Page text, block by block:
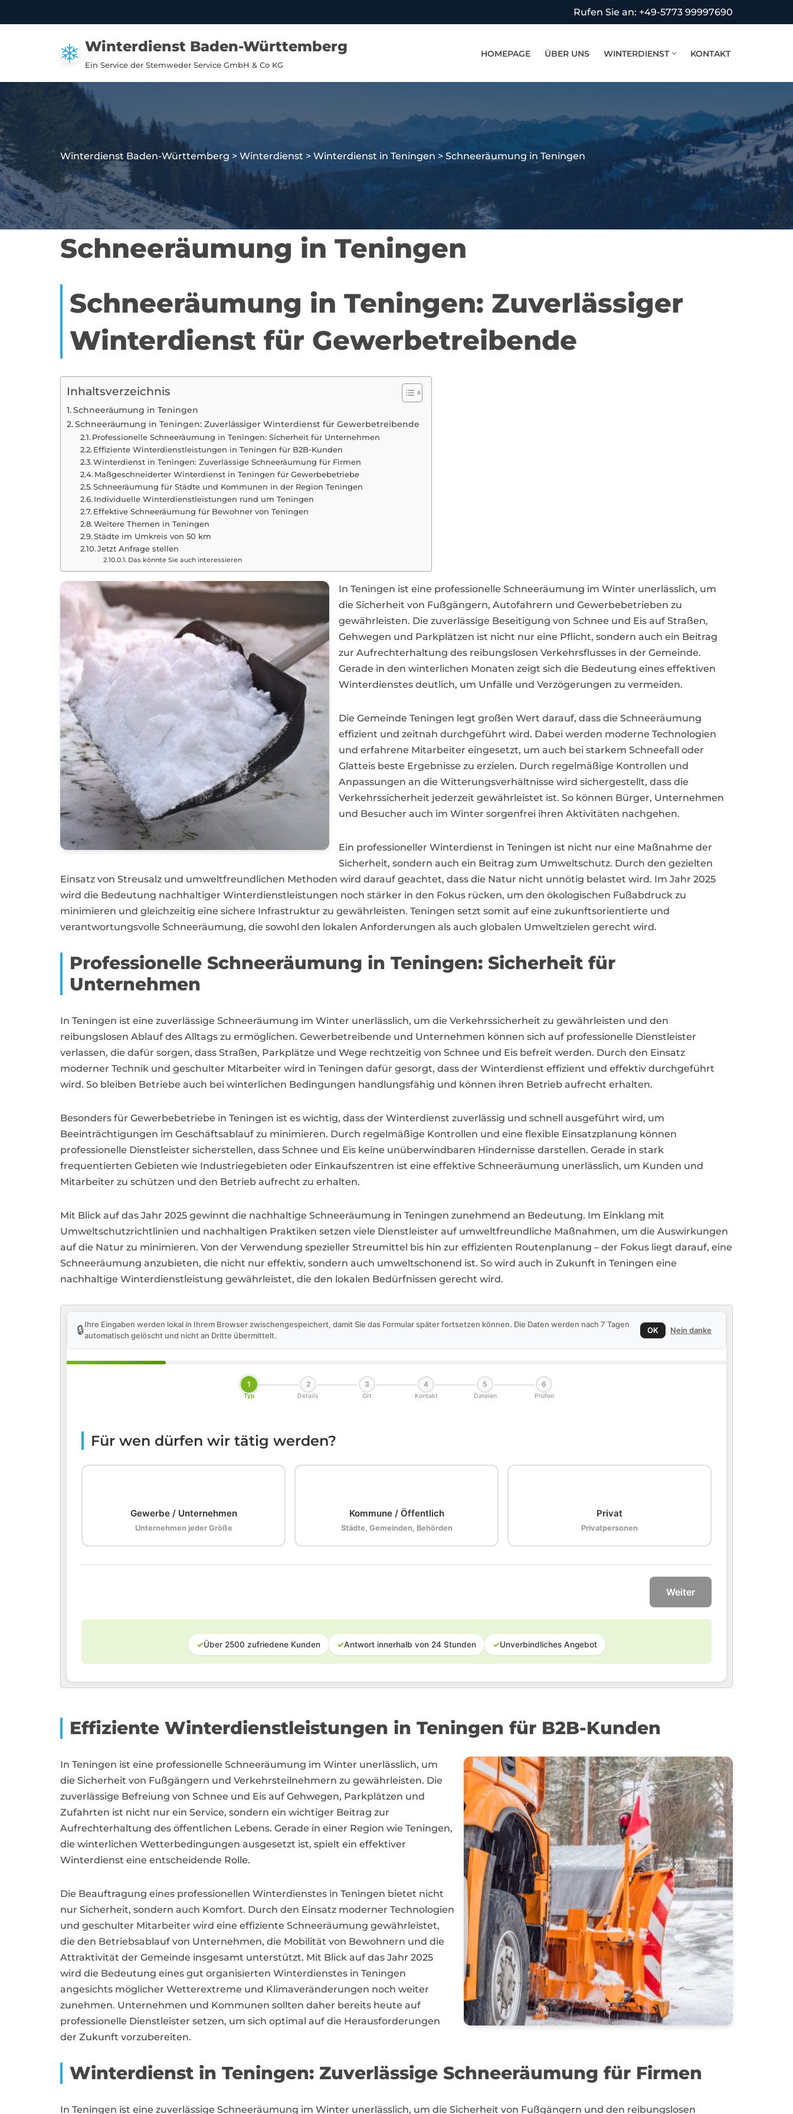
Rufen Sie an: +49-5773 99997690
Winterdienst Baden-Württemberg
Ein Service der Stemweder Service GmbH & Co KG
HOMEPAGE ÜBER UNS WINTERDIENST KONTAKT
Winterdienst Baden-Württemberg > Winterdienst > Winterdienst in Teningen > Schneeräumung in Teningen
Schneeräumung in Teningen
Schneeräumung in Teningen: Zuverlässiger
Winterdienst für Gewerbetreibende
Inhaltsverzeichnis
Schneeräumung in Teningen
Schneeräumung in Teningen: Zuverlässiger Winterdienst für Gewerbetreibende
Professionelle Schneeräumung in Teningen: Sicherheit für Unternehmen
Effiziente Winterdienstleistungen in Teningen für B2B-Kunden
Winterdienst in Teningen: Zuverlässige Schneeräumung für Firmen
Maßgeschneiderter Winterdienst in Teningen für Gewerbebetriebe
Schneeräumung für Städte und Kommunen in der Region Teningen
Individuelle Winterdienstleistungen rund um Teningen
Effektive Schneeräumung für Bewohner von Teningen
Weitere Themen in Teningen
Städte im Umkreis von 50 km
Jetzt Anfrage stellen
Das könnte Sie auch interessieren
In Teningen ist eine professionelle Schneeräumung im Winter unerlässlich, um
die Sicherheit von Fußgängern, Autofahrern und Gewerbebetrieben zu
gewährleisten. Die zuverlässige Beseitigung von Schnee und Eis auf Straßen,
Gehwegen und Parkplätzen ist nicht nur eine Pflicht, sondern auch ein Beitrag
zur Aufrechterhaltung des reibungslosen Verkehrsflusses in der Gemeinde.
Gerade in den winterlichen Monaten zeigt sich die Bedeutung eines effektiven
Winterdienstes deutlich, um Unfälle und Verzögerungen zu vermeiden.
Die Gemeinde Teningen legt großen Wert darauf, dass die Schneeräumung
effizient und zeitnah durchgeführt wird. Dabei werden moderne Technologien
und erfahrene Mitarbeiter eingesetzt, um auch bei starkem Schneefall oder
Glatteis beste Ergebnisse zu erzielen. Durch regelmäßige Kontrollen und
Anpassungen an die Witterungsverhältnisse wird sichergestellt, dass die
Verkehrssicherheit jederzeit gewährleistet ist. So können Bürger, Unternehmen
und Besucher auch im Winter sorgenfrei ihren Aktivitäten nachgehen.
Ein professioneller Winterdienst in Teningen ist nicht nur eine Maßnahme der
Sicherheit, sondern auch ein Beitrag zum Umweltschutz. Durch den gezielten
Einsatz von Streusalz und umweltfreundlichen Methoden wird darauf geachtet, dass die Natur nicht unnötig belastet wird. Im Jahr 2025
wird die Bedeutung nachhaltiger Winterdienstleistungen noch stärker in den Fokus rücken, um den ökologischen Fußabdruck zu
minimieren und gleichzeitig eine sichere Infrastruktur zu gewährleisten. Teningen setzt somit auf eine zukunftsorientierte und
verantwortungsvolle Schneeräumung, die sowohl den lokalen Anforderungen als auch globalen Umweltzielen gerecht wird.
Professionelle Schneeräumung in Teningen: Sicherheit für
Unternehmen
In Teningen ist eine zuverlässige Schneeräumung im Winter unerlässlich, um die Verkehrssicherheit zu gewährleisten und den
reibungslosen Ablauf des Alltags zu ermöglichen. Gewerbetreibende und Unternehmen können sich auf professionelle Dienstleister
verlassen, die dafür sorgen, dass Straßen, Parkplätze und Wege rechtzeitig von Schnee und Eis befreit werden. Durch den Einsatz
moderner Technik und geschulter Mitarbeiter wird in Teningen dafür gesorgt, dass der Winterdienst effizient und effektiv durchgeführt
wird. So bleiben Betriebe auch bei winterlichen Bedingungen handlungsfähig und können ihren Betrieb aufrecht erhalten.
Besonders für Gewerbebetriebe in Teningen ist es wichtig, dass der Winterdienst zuverlässig und schnell ausgeführt wird, um
Beeinträchtigungen im Geschäftsablauf zu minimieren. Durch regelmäßige Kontrollen und eine flexible Einsatzplanung können
professionelle Dienstleister sicherstellen, dass Schnee und Eis keine unüberwindbaren Hindernisse darstellen. Gerade in stark
frequentierten Gebieten wie Industriegebieten oder Einkaufszentren ist eine effektive Schneeräumung unerlässlich, um Kunden und
Mitarbeiter zu schützen und den Betrieb aufrecht zu erhalten.
Mit Blick auf das Jahr 2025 gewinnt die nachhaltige Schneeräumung in Teningen zunehmend an Bedeutung. Im Einklang mit
Umweltschutzrichtlinien und nachhaltigen Praktiken setzen viele Dienstleister auf umweltfreundliche Maßnahmen, um die Auswirkungen
auf die Natur zu minimieren. Von der Verwendung spezieller Streumittel bis hin zur effizienten Routenplanung – der Fokus liegt darauf, eine
Schneeräumung anzubieten, die nicht nur effektiv, sondern auch umweltschonend ist. So wird auch in Zukunft in Teningen eine
nachhaltige Winterdienstleistung gewährleistet, die den lokalen Bedürfnissen gerecht wird.
🔒Ihre Eingaben werden lokal in Ihrem Browser zwischengespeichert, damit Sie das Formular später fortsetzen können. Die Daten werden nach 7 Tagen
automatisch gelöscht und nicht an Dritte übermittelt.
OK Nein danke
1
Typ
2
Details
3
Ort
4
Kontakt
5
Dateien
6
Prüfen
Für wen dürfen wir tätig werden?
Gewerbe / Unternehmen
Unternehmen jeder Größe
Kommune / Öffentlich
Städte, Gemeinden, Behörden
Privat
Privatpersonen
Weiter
✓Über 2500 zufriedene Kunden ✓Antwort innerhalb von 24 Stunden ✓Unverbindliches Angebot
Effiziente Winterdienstleistungen in Teningen für B2B-Kunden
In Teningen ist eine professionelle Schneeräumung im Winter unerlässlich, um
die Sicherheit von Fußgängern und Verkehrsteilnehmern zu gewährleisten. Die
zuverlässige Befreiung von Schnee und Eis auf Gehwegen, Parkplätzen und
Zufahrten ist nicht nur ein Service, sondern ein wichtiger Beitrag zur
Aufrechterhaltung des öffentlichen Lebens. Gerade in einer Region wie Teningen,
die winterlichen Wetterbedingungen ausgesetzt ist, spielt ein effektiver
Winterdienst eine entscheidende Rolle.
Die Beauftragung eines professionellen Winterdienstes in Teningen bietet nicht
nur Sicherheit, sondern auch Komfort. Durch den Einsatz moderner Technologien
und geschulter Mitarbeiter wird eine effiziente Schneeräumung gewährleistet,
die den Betriebsablauf von Unternehmen, die Mobilität von Bewohnern und die
Attraktivität der Gemeinde insgesamt unterstützt. Mit Blick auf das Jahr 2025
wird die Bedeutung eines gut organisierten Winterdienstes in Teningen
angesichts möglicher Wetterextreme und Klimaveränderungen noch weiter
zunehmen. Unternehmen und Kommunen sollten daher bereits heute auf
professionelle Dienstleister setzen, um sich optimal auf die Herausforderungen
der Zukunft vorzubereiten.
Winterdienst in Teningen: Zuverlässige Schneeräumung für Firmen
In Teningen ist eine zuverlässige Schneeräumung im Winter unerlässlich, um die Sicherheit von Fußgängern und den reibungslosen